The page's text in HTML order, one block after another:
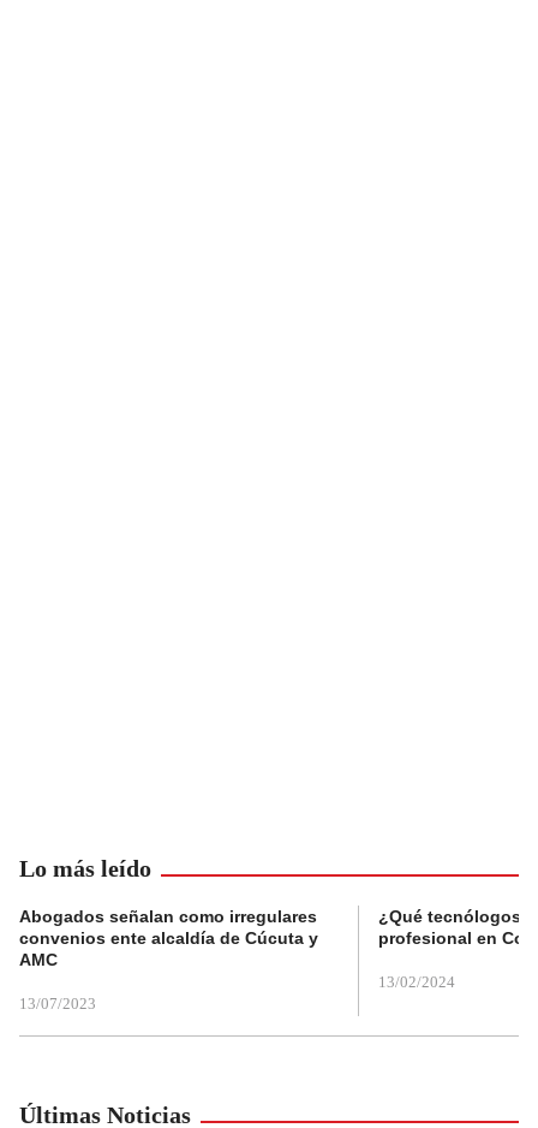
Lo más leído
Abogados señalan como irregulares
convenios ente alcaldía de Cúcuta y
AMC
13/07/2023
¿Qué tecnólogos
profesional en
13/02/2024
Últimas Noticias